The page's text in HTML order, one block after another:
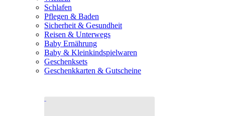
Schlafen
Pflegen & Baden
Sicherheit & Gesundheit
Reisen & Unterwegs
Baby Ernährung
Baby & Kleinkindspielwaren
Geschenksets
Geschenkkarten & Gutscheine